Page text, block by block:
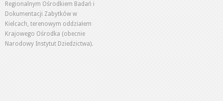
Regionalnym Ośrodkiem Badań i
Dokumentacji Zabytków w
Kielcach, terenowym oddziałem
Krajowego Ośrodka (obecnie
Narodowy Instytut Dziedzictwa).